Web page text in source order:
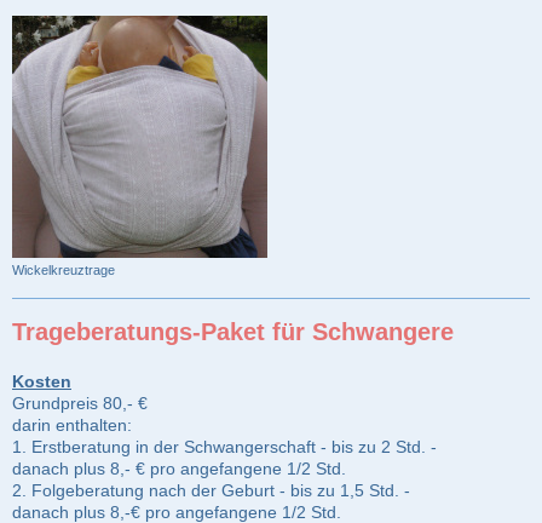
Wickelkreuztrage
Trageberatungs-Paket für Schwangere
Kosten
Grundpreis 80,- €
darin enthalten:
1. Erstberatung in der Schwangerschaft - bis zu 2 Std. -
danach plus 8,- € pro angefangene 1/2 Std.
2. Folgeberatung nach der Geburt - bis zu 1,5 Std. -
danach plus 8,-€ pro angefangene 1/2 Std.